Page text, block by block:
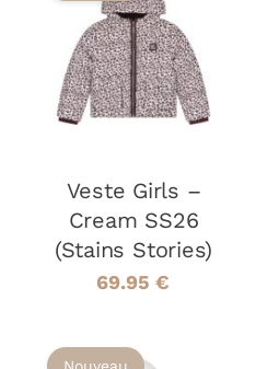
CHOIX DES
OPTIONS CE
PRODUIT
A
PLUSIEURS
OPTIONS
PEUVENT
ÊTRE
CHOISIES
SUR
/
DÉTAILS
Veste Girls –
Cream SS26
(Stains Stories)
69.95€